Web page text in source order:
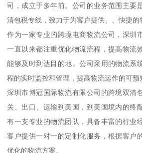
司，成立于多年前。公司的业务范围主要
清包税专线，致力于为客户提供、、快捷的
作为一家专业的跨境电商物流公司，深圳
一直以来都注重优化物流流程，提高物流
能够及时到达目的地。公司采用的物流系
程的实时监控和管理，提高物流运作的可预
深圳市博冠国际物流有限公司的跨境双清
关、出口、运输到美国，到美国境内的终
有一支专业的物流团队，具备丰富的行业
客户提供一对一的定制化服务，根据客户
优化的物流方案。